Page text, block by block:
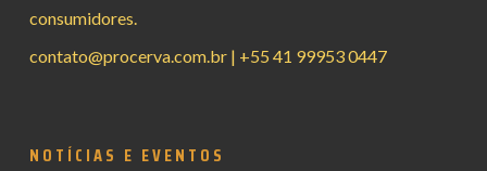
consumidores.
contato@procerva.com.br| +55 41 99953 0447
NOTÍCIAS E EVENTOS